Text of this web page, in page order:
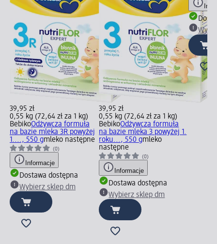
39,95 zł
0,55 kg (72,64 zł za 1 kg)
BebikoOdżywcza formuła
na bazie mleka 3R powyżej
1...., 550 gmleko następne
(0)
Informacje
Dostawa dostępna
Wybierz sklep dm
39,95 zł
0,55 kg (72,64 zł za 1 kg)
BebikoOdżywcza formuła
na bazie mleka 3 powyżej 1.
roku..., 550 gmleko
następne
(0)
Informacje
Dostawa dostępna
Wybierz sklep dm